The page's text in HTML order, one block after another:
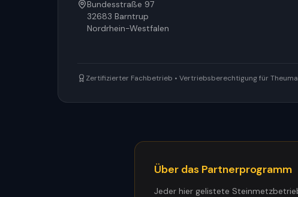
Bundesstraße 97
32683 Barntrup
Nordrhein-Westfalen
Zertifizierter Fachbetrieb • Vertriebsberechtigung für
Über das Partnerprogramm
Jeder hier gelistete